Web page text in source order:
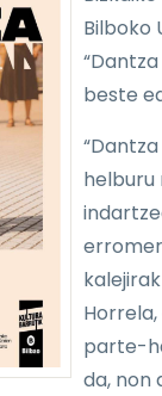
Bilboko
beste
helburu
parte-
da, non